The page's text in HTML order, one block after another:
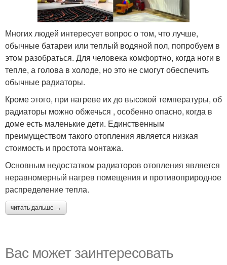
Многих людей интересует вопрос о том, что лучше,
обычные батареи или теплый водяной пол, попробуем в
этом разобраться. Для человека комфортно, когда ноги в
тепле, а голова в холоде, но это не смогут обеспечить
обычные радиаторы.
Кроме этого, при нагреве их до высокой температуры, об
радиаторы можно обжечься , особенно опасно, когда в
доме есть маленькие дети. Единственным
преимуществом такого отопления является низкая
стоимость и простота монтажа.
Основным недостатком радиаторов отопления является
неравномерный нагрев помещения и противоприродное
распределение тепла.
читать дальше →
Вас может заинтересовать